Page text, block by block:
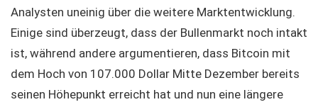
Analysten uneinig über die weitere Marktentwicklung.
Einige sind überzeugt, dass der Bullenmarkt noch intakt
ist, während andere argumentieren, dass Bitcoin mit
dem Hoch von 107.000 Dollar Mitte Dezember bereits
seinen Höhepunkt erreicht hat und nun eine längere